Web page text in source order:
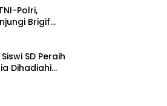
Polri,
Brigif
SD Peraih
Dihadiahi